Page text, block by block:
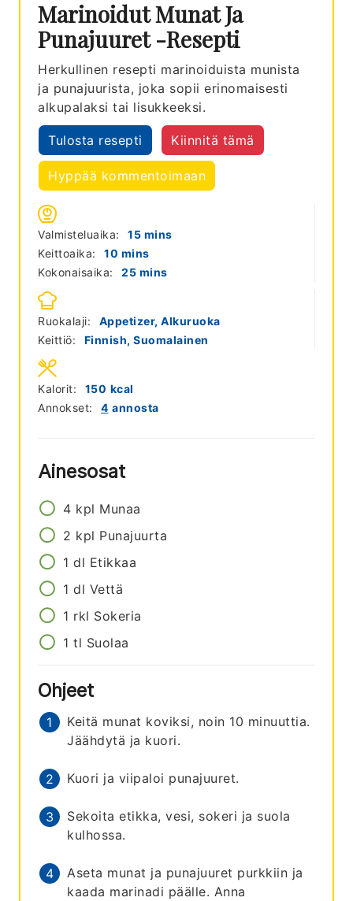
Marinoidut Munat Ja
Punajuuret -resepti
Herkullinen resepti marinoiduista munista
ja punajuurista, joka sopii erinomaisesti
alkupalaksi tai lisukkeeksi.
Tulosta resepti Kiinnitä tämä
Hyppää kommentoimaan
Valmisteluaika: 15minutes
mins
Keittoaika:
10 minutes
mins
Kokonaisaika:
25minutes
mins
Ruokalaji:
Appetizer, Alkuruoka
Keittiö:
Finnish, Suomalainen
Annokset: 4 annosta
Kalorit: 150 kcal
Ainesosat
4 kpl Munaa
2 kpl Punajuurta
1 dl Etikkaa
1 dl Vettä
1 rkl Sokeria
1 tl Suolaa
Ohjeet
Keitä munat koviksi, noin 10 minuuttia.
Jäähdytä ja kuori.
Kuori ja viipaloi punajuuret.
Sekoita etikka, vesi, sokeri ja suola
kulhossa.
Aseta munat ja punajuuret purkkiin ja
kaada marinadi päälle. Anna